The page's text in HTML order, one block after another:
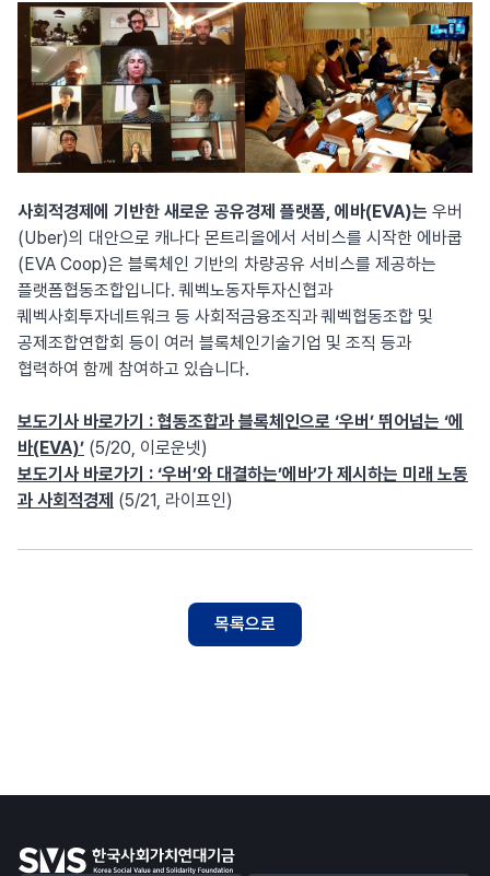
사회적경제에 기반한 새로운 공유경제 플랫폼, 에바(EVA)는 우버
(Uber)의 대안으로 캐나다 몬트리올에서 서비스를 시작한 에바쿱
(EVA Coop)은 블록체인 기반의 차량공유 서비스를 제공하는
플랫폼협동조합입니다. 퀘벡노동자투자신협과
퀘벡사회투자네트워크 등 사회적금융조직과 퀘벡협동조합 및
공제조합연합회 등이 여러 블록체인기술기업 및 조직 등과
협력하여 함께 참여하고 있습니다.
보도기사 바로가기 : 협동조합과 블록체인으로 ‘우버’ 뛰어넘는 ‘에
바(EVA)’ (5/20, 이로운넷)
보도기사 바로가기 : ‘우버’와 대결하는’에바’가 제시하는 미래 노동
과 사회적경제 (5/21, 라이프인)
목록으로